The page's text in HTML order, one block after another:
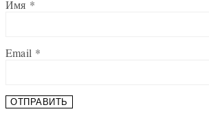
Имя *
Email *